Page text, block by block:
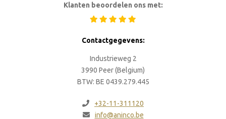
Klanten beoordelen ons met:
Contactgegevens:
Industrieweg 2
3990 Peer (Belgium)
BTW: BE 0439.279.445
+32-11-311120
info@aninco.be